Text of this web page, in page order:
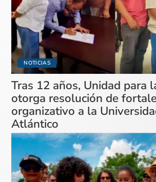
NOTICIAS
Tras 12 años, Unidad para
otorga resolución de
organizativo a la
Atlántico